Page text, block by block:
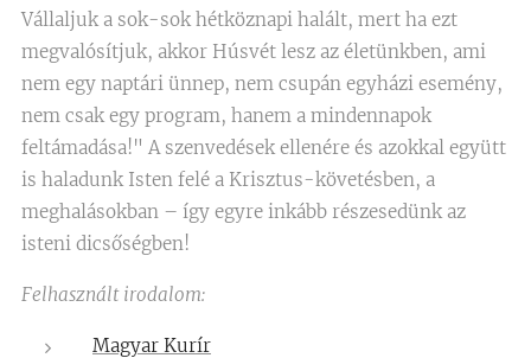
Vállaljuk a sok-sok hétköznapi halált, mert ha ezt
megvalósítjuk, akkor Húsvét lesz az életünkben, ami
nem egy naptári ünnep, nem csupán egyházi esemény,
nem csak egy program, hanem a mindennapok
feltámadása!" A szenvedések ellenére és azokkal együtt
is haladunk Isten felé a Krisztus-követésben, a
meghalásokban – így egyre inkább részesedünk az
isteni dicsőségben!
Felhasznált irodalom:
Magyar Kurír